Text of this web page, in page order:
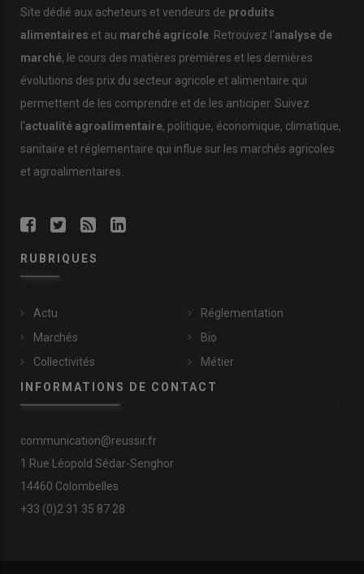
Site dédié aux acheteurs et vendeurs de produits
alimentaires et au marché agricole. Retrouvez l'analyse de
marché, le cours des matières premières et les dernières
évolutions des prix du secteur agricole et alimentaire qui
permettent de les comprendre et de les anticiper. Suivez
l'actualité agroalimentaire, politique, économique, climatique,
sanitaire et réglementaire qui influe sur les marchés agricoles
et agroalimentaires.
RUBRIQUES
Actu
Marchés
Collectivités
Réglementation
Bio
Métier
INFORMATIONS DE CONTACT
communication@reussir.fr
1 Rue Léopold Sédar-Senghor
14460 Colombelles
+33 (0)2 31 35 87 28